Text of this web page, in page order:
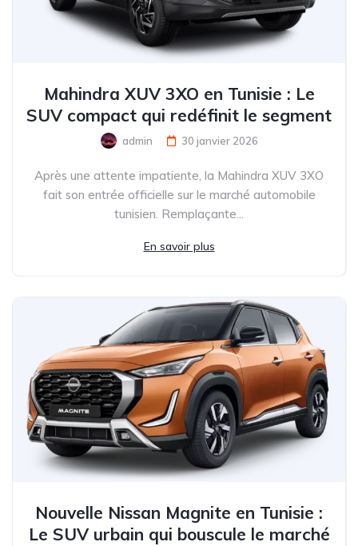
Mahindra XUV 3XO en Tunisie : Le
SUV compact qui redéfinit le segment
admin 30 janvier 2026
Après une attente impatiente, la Mahindra XUV 3XO
fait son entrée officielle sur le marché automobile
tunisien. Remplaçante...
En savoir plus
Nouvelle Nissan Magnite en Tunisie :
Le SUV urbain qui bouscule le marché